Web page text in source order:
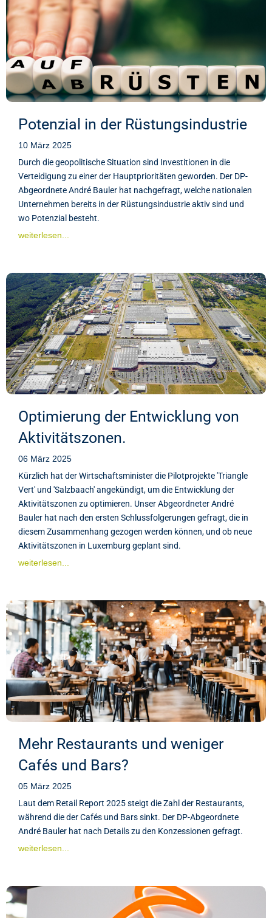
Potenzial in der Rüstungsindustrie
10 März 2025
Durch die geopolitische Situation sind Investitionen in die
Verteidigung zu einer der Hauptprioritäten geworden. Der DP-
Abgeordnete André Bauler hat nachgefragt, welche nationalen
Unternehmen bereits in der Rüstungsindustrie aktiv sind und
wo Potenzial besteht.
weiterlesen...
Optimierung der Entwicklung von
Aktivitätszonen.
06 März 2025
Kürzlich hat der Wirtschaftsminister die Pilotprojekte 'Triangle
Vert' und 'Salzbaach' angekündigt, um die Entwicklung der
Aktivitätszonen zu optimieren. Unser Abgeordneter André
Bauler hat nach den ersten Schlussfolgerungen gefragt, die in
diesem Zusammenhang gezogen werden können, und ob neue
Aktivitätszonen in Luxemburg geplant sind.
weiterlesen...
Mehr Restaurants und weniger
Cafés und Bars?
05 März 2025
Laut dem Retail Report 2025 steigt die Zahl der Restaurants,
während die der Cafés und Bars sinkt. Der DP-Abgeordnete
André Bauler hat nach Details zu den Konzessionen gefragt.
weiterlesen...